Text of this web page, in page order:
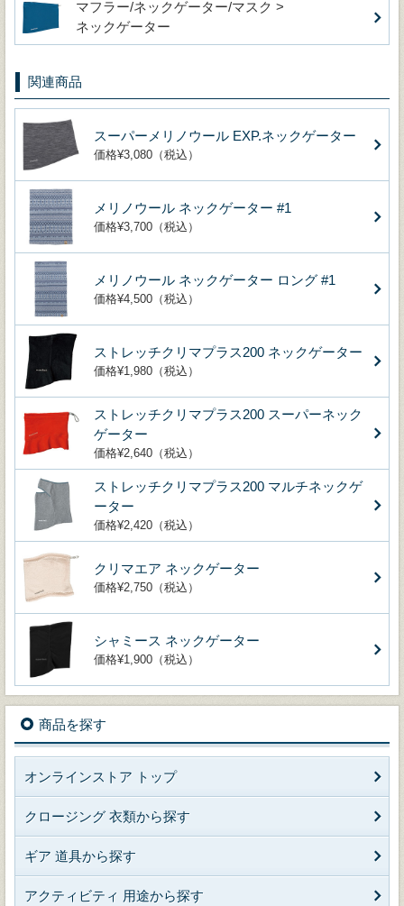
マフラー/ネックゲーター/マスク >
ネックゲーター
関連商品
スーパーメリノウール EXP.ネックゲーター
価格¥3,080（税込）
メリノウール ネックゲーター #1
価格¥3,700（税込）
メリノウール ネックゲーター ロング #1
価格¥4,500（税込）
ストレッチクリマプラス200 ネックゲーター
価格¥1,980（税込）
ストレッチクリマプラス200 スーパーネック
ゲーター
価格¥2,640（税込）
ストレッチクリマプラス200 マルチネックゲ
ーター
価格¥2,420（税込）
クリマエア ネックゲーター
価格¥2,750（税込）
シャミース ネックゲーター
価格¥1,900（税込）
商品を探す
オンラインストア トップ
クロージング 衣類から探す
ギア 道具から探す
アクティビティ 用途から探す